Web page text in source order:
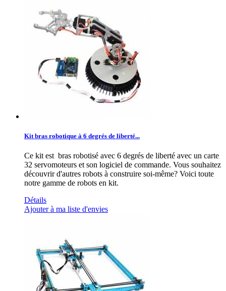
Kit bras robotique à 6 degrés de liberté...
Ce kit est bras robotisé avec 6 degrés de liberté avec un carte
32 servomoteurs et son logiciel de commande. Vous souhaitez
découvrir d'autres robots à construire soi-même? Voici toute
notre gamme de robots en kit.
Détails
Ajouter à ma liste d'envies